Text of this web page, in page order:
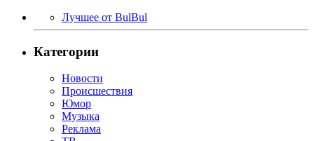
Лучшее от BulBul
Категории
Новости
Происшествия
Юмор
Музыка
Реклама